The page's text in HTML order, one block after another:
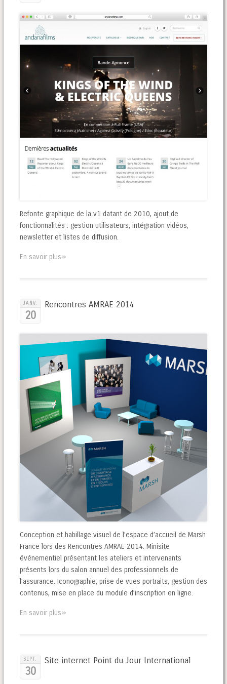
Refonte graphique de la v1 datant de 2010, ajout de
fonctionnalités : gestion utilisateurs, intégration vidéos,
newsletter et listes de diffusion.
En savoir plus»
JANV.
20
Rencontres AMRAE 2014
Conception et habillage visuel de l’espace d’accueil de Marsh
France lors des Rencontres AMRAE 2014. Minisite
événementiel présentant les ateliers et intervenants
présents lors du salon annuel des professionnels de
l’assurance. Iconographie, prise de vues portraits, gestion des
contenus, mise en place du module d’inscription en ligne.
En savoir plus»
SEPT.
30
Site internet Point du Jour International